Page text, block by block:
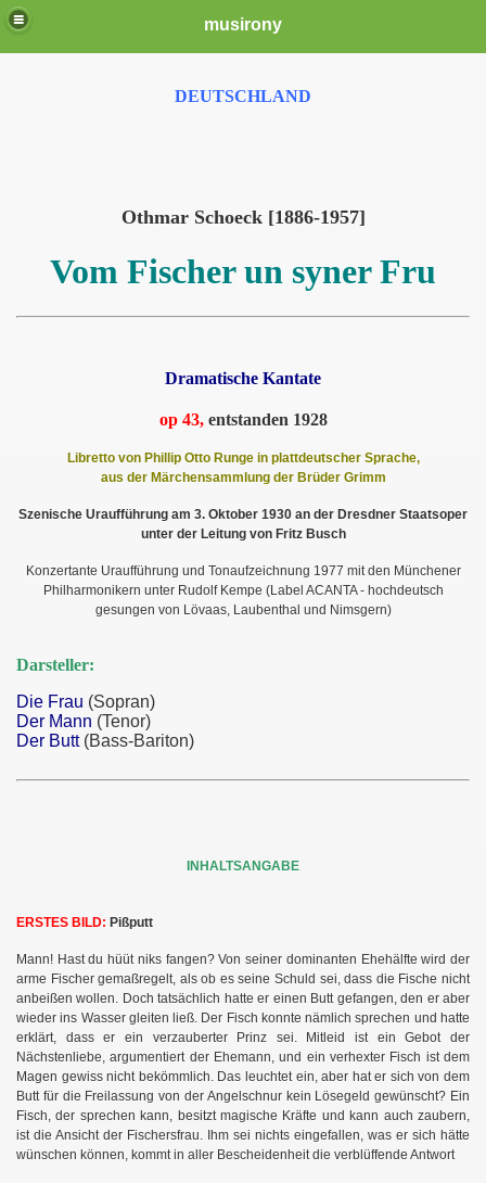
musirony
DEUTSCHLAND
Othmar Schoeck [1886-1957]
Vom Fischer un syner Fru
Dramatische Kantate
op 43,entstanden 1928
Libretto von Phillip Otto Runge in plattdeutscher Sprache,
aus der Märchensammlung der Brüder Grimm
Szenische Uraufführung am 3. Oktober 1930 an der Dresdner Staatsoper
unter der Leitung von Fritz Busch
Konzertante Uraufführung und Tonaufzeichnung 1977 mit den Münchener
Philharmonikern unter Rudolf Kempe (Label ACANTA - hochdeutsch
gesungen von Lövaas, Laubenthal und Nimsgern)
Darsteller:
Die Frau (Sopran)
Der Mann (Tenor)
Der Butt(Bass-Bariton)
INHALTSANGABE
ERSTES BILD: Pißputt
Mann! Hast du hüüt niks fangen? Von seiner dominanten Ehehälfte wird der
arme Fischer gemaßregelt, als ob es seine Schuld sei, dass die Fische nicht
anbeißen wollen. Doch tatsächlich hatte er einen Butt gefangen, den er aber
wieder ins Wasser gleiten ließ. Der Fisch konnte nämlich sprechen und hatte
erklärt, dass er ein verzauberter Prinz sei. Mitleid ist ein Gebot der
Nächstenliebe, argumentiert der Ehemann, und ein verhexter Fisch ist dem
Magen gewiss nicht bekömmlich. Das leuchtet ein, aber hat er sich von dem
Butt für die Freilassung von der Angelschnur kein Lösegeld gewünscht? Ein
Fisch, der sprechen kann, besitzt magische Kräfte und kann auch zaubern,
ist die Ansicht der Fischersfrau. Ihm sei nichts eingefallen, was er sich hätte
wünschen können, kommt in aller Bescheidenheit die verblüffende Antwort